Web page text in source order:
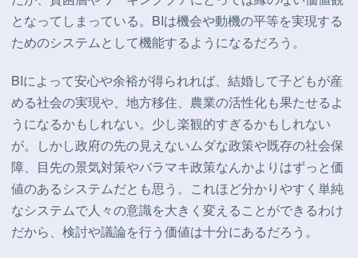
となってしまっている。BIは機会や動機の平等を実現する
ためのシステムとして機能するようになるだろう。
BIによって安心や余裕が得られれば、結婚して子どもが産
める社会の実現や、地方移住、農業の活性化も果たせるよ
うになるかもしれない。少し楽観的すぎるかもしれない
が。しかし政府の先の見えないムダな政策や既存の社会保
障、目先の景気対策やバラマキ政策なんかよりはずっと価
値のあるシステムだとも思う。これほど分かりやすく単純
なシステムで人々の意識を大きく変えることができるわけ
だから、検討や議論を行う価値は十分にあるだろう。